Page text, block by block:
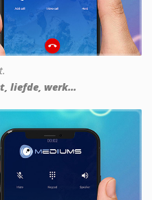
liefde, werk...